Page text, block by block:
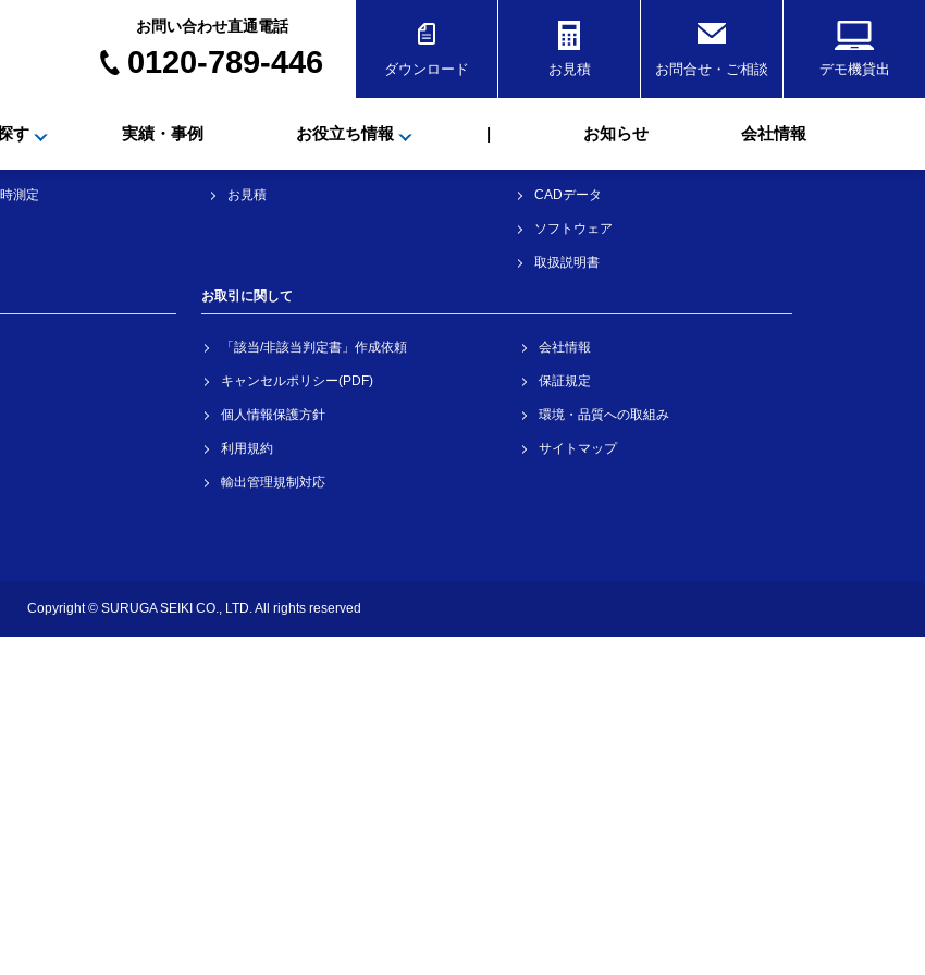
お問い合わせ直通電話
0120-789-446 ダウンロード お見積 お問合せ・ご相談 デモ機貸出
す 実績・事例 お役立ち情報 | お知らせ 会社情報
測定
お問合せ
製品資料ダウンロード
お見積
ダウンロード
カタログ
CADデータ
ソフトウェア
取扱説明書
お取引に関して
「該当/非該当判定書」作成依頼
キャンセルポリシー(PDF)
個人情報保護方針
利用規約
輸出管理規制対応
会社情報
保証規定
環境・品質への取組み
サイトマップ
Copyright © SURUGA SEIKI CO., LTD. All rights reserved